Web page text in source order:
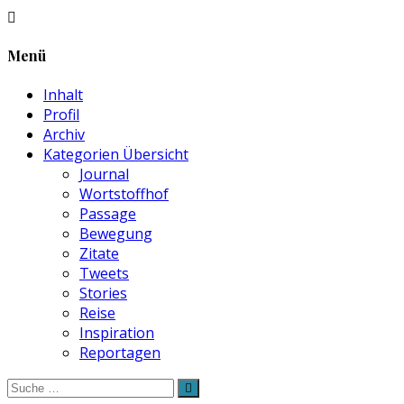
Menü
Inhalt
Profil
Archiv
Kategorien Übersicht
Journal
Wortstoffhof
Passage
Bewegung
Zitate
Tweets
Stories
Reise
Inspiration
Reportagen
Suche